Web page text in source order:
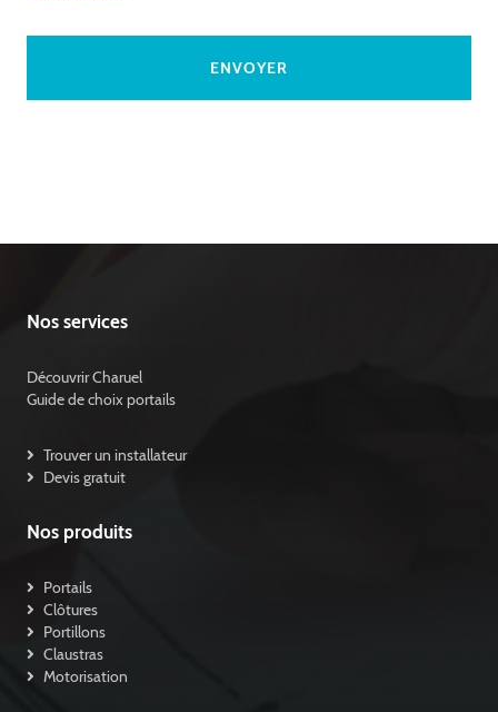
Nos services
Découvrir Charuel
Guide de choix portails
Trouver un installateur
Devis gratuit
Nos produits
Portails
Clôtures
Portillons
Claustras
Motorisation